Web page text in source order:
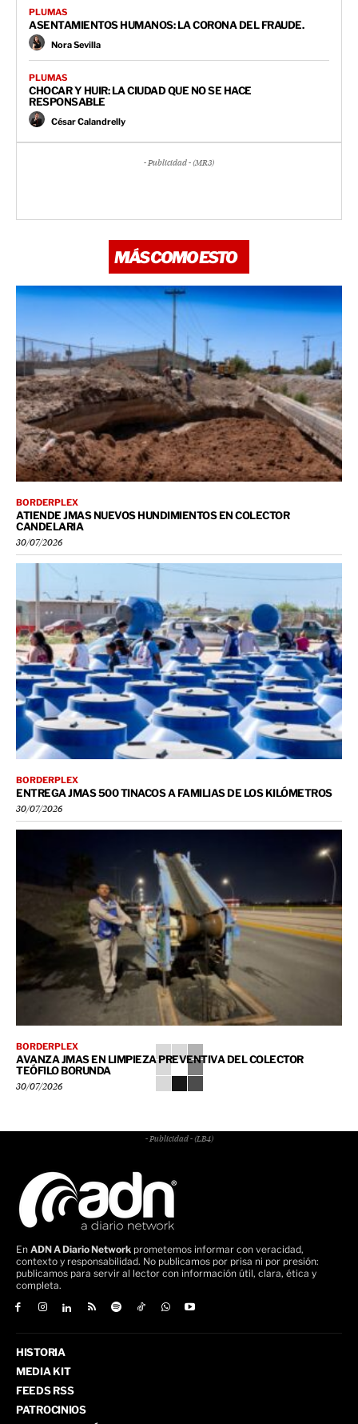
PLUMAS
ASENTAMIENTOS HUMANOS: LA CORONA DEL FRAUDE.
Nora Sevilla
PLUMAS
CHOCAR Y HUIR: LA CIUDAD QUE NO SE HACE
RESPONSABLE
César Calandrelly
- Publicidad - (MR3)
MÁS COMO ESTO
BORDERPLEX
ATIENDE JMAS NUEVOS HUNDIMIENTOS EN COLECTOR
CANDELARIA
30/07/2026
BORDERPLEX
ENTREGA JMAS 500 TINACOS A FAMILIAS DE LOS KILÓMETROS
30/07/2026
BORDERPLEX
AVANZA JMAS EN LIMPIEZA PREVENTIVA DEL COLECTOR
TEÓFILO BORUNDA
30/07/2026
- Publicidad - (LB4)
En ADN A Diario Network prometemos informar con veracidad,
contexto y responsabilidad. No publicamos por prisa ni por presión:
publicamos para servir al lector con información útil, clara, ética y
completa.
HISTORIA
MEDIA KIT
FEEDS RSS
PATROCINIOS